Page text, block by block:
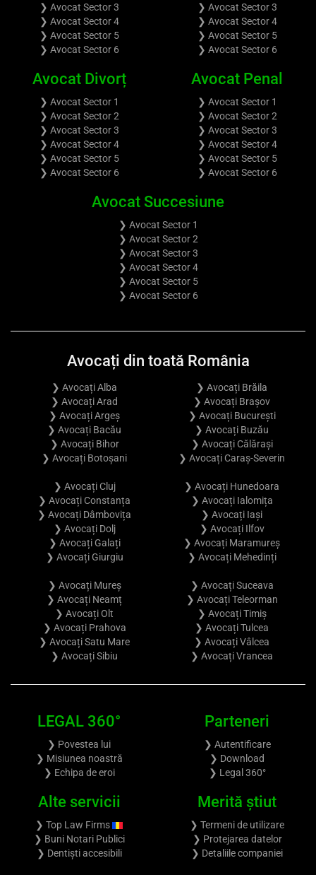
❯ Avocat Sector 3
❯ Avocat Sector 4
❯ Avocat Sector 5
❯ Avocat Sector 6
❯ Avocat Sector 3
❯ Avocat Sector 4
❯ Avocat Sector 5
❯ Avocat Sector 6
Avocat Divorț
❯ Avocat Sector 1
❯ Avocat Sector 2
❯ Avocat Sector 3
❯ Avocat Sector 4
❯ Avocat Sector 5
❯ Avocat Sector 6
Avocat Penal
❯ Avocat Sector 1
❯ Avocat Sector 2
❯ Avocat Sector 3
❯ Avocat Sector 4
❯ Avocat Sector 5
❯ Avocat Sector 6
Avocat Succesiune
❯ Avocat Sector 1
❯ Avocat Sector 2
❯ Avocat Sector 3
❯ Avocat Sector 4
❯ Avocat Sector 5
❯ Avocat Sector 6
Avocați din toată România
❯ Avocați Alba
❯ Avocați Arad
❯ Avocați Argeș
❯ Avocați Bacău
❯ Avocați Bihor
❯ Avocați Botoșani
❯ Avocați Brăila
❯ Avocați Brașov
❯ Avocați București
❯ Avocați Buzău
❯ Avocați Călărași
❯ Avocați Caraș-Severin
❯ Avocați Cluj
❯ Avocați Constanța
❯ Avocați Dâmbovița
❯ Avocați Dolj
❯ Avocați Galați
❯ Avocați Giurgiu
❯ Avocați Hunedoara
❯ Avocați Ialomița
❯ Avocați Iași
❯ Avocați Ilfov
❯ Avocați Maramureș
❯ Avocați Mehedinți
❯ Avocați Mureș
❯ Avocați Neamț
❯ Avocați Olt
❯ Avocați Prahova
❯ Avocați Satu Mare
❯ Avocați Sibiu
❯ Avocați Suceava
❯ Avocați Teleorman
❯ Avocați Timiș
❯ Avocați Tulcea
❯ Avocați Vâlcea
❯ Avocați Vrancea
LEGAL 360°
❯ Povestea lui
❯ Misiunea noastră
❯ Echipa de eroi
Parteneri
❯ Autentificare
❯ Download
❯ Legal 360°
Alte servicii
❯ Top Law Firms
❯ Buni Notari Publici
❯ Dentiști accesibili
Merită știut
❯ Termeni de utilizare
❯ Protejarea datelor
❯ Detaliile companiei